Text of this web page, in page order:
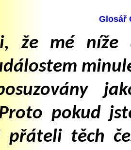
Glosář
že mé níže
pokud
přáteli těch